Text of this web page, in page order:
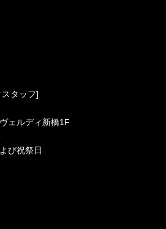
タッフ]
ェルディ新橋1F
び祝祭日